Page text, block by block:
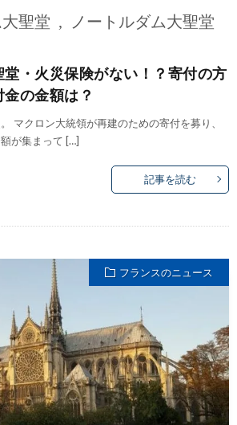
大聖堂
ノートルダム大聖堂
堂・火災保険がない！？寄付の方
の金額は？
マクロン大統領が再建のための寄付を募り、
が集まって […]
記事を読む
フランスのニュース